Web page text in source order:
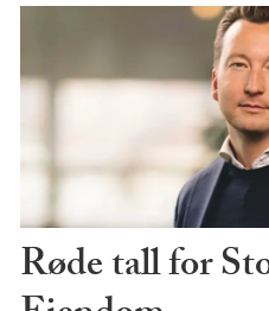
Røde tall for